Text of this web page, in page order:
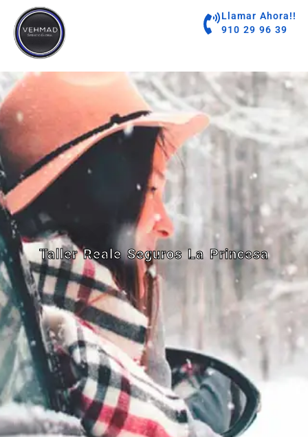
contenido
Llamar Ahora!!
910 29 96 39
Taller Reale Seguros La Princesa